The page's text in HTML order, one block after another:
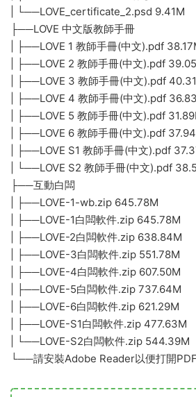
| ├──s2-10.jpg 1.08M
| ├──s2-11.jpg 1.02M
| ├──s2-12.jpg 977.38kb
| ├──s2-13.jpg 1.06M
| ├──s2-2.jpg 1.12M
| ├──s2-3.jpg 1021.35kb
| ├──s2-4.jpg 1.08M
| ├──s2-5.jpg 1.05M
| ├──s2-6.jpg 1.06M
| ├──s2-7.jpg 1.13M
| ├──s2-8.jpg 1.02M
| └──s2-9.jpg 1006.17kb
├──LOVE 歌謠PPT課件
| ├──Song 1
| ├──Song 2
| ├──Song 3
| ├──Song 4
| ├──Song 5
| ├──Song 6
| ├──Song Starter 1
| └──Song Starter 2
| ├──LOVE 封面圖檔